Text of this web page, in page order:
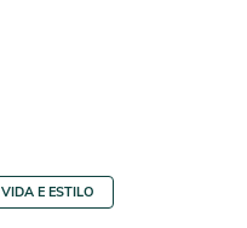
VIDA E ESTILO